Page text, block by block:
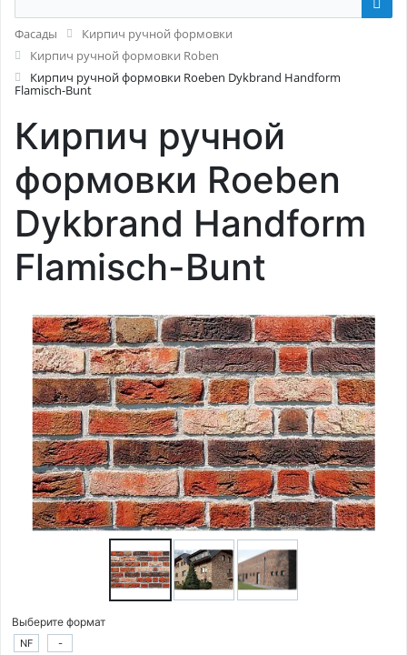
Фасады
Кирпич ручной формовки
Кирпич ручной формовки Roben
Кирпич ручной формовки Roeben Dykbrand Handform
Flamisch-Bunt
Кирпич ручной
формовки Roeben
Dykbrand Handform
Flamisch-Bunt
Выберите формат
NF -